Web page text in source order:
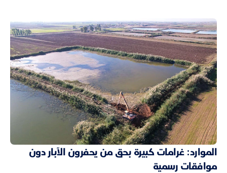
الموارد: غرامات كبيرة بحق من يحفرون الآبار دون
موافقات رسمية